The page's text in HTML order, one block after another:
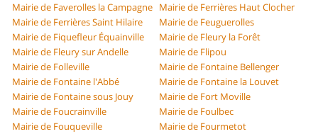
Mairie de Faverolles la Campagne Mairie de Ferrières Haut Clocher
Mairie de Ferrières Saint Hilaire
Mairie de Feuguerolles
Mairie de Fiquefleur Équainville
Mairie de Fleury la Forêt
Mairie de Fleury sur Andelle
Mairie de Flipou
Mairie de Folleville
Mairie de Fontaine Bellenger
Mairie de Fontaine l'Abbé
Mairie de Fontaine la Louvet
Mairie de Fontaine sous Jouy
Mairie de Fort Moville
Mairie de Foucrainville
Mairie de Foulbec
Mairie de Fouqueville
Mairie de Fourmetot